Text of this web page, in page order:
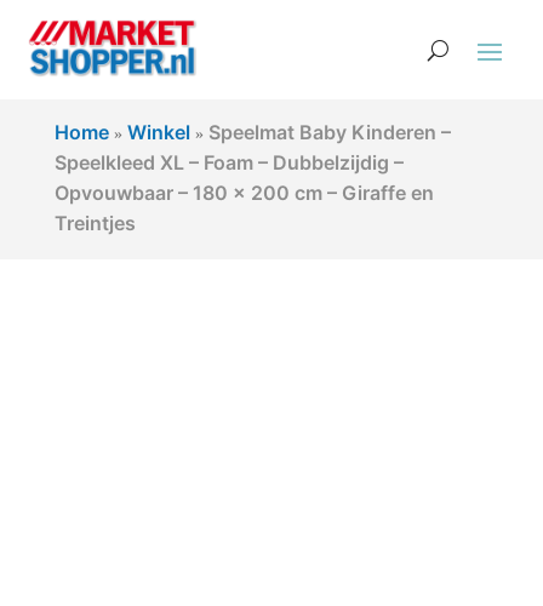
Home» Winkel » Speelmat Baby Kinderen –
Speelkleed XL – Foam – Dubbelzijdig –
Opvouwbaar – 180 x 200 cm – Giraffe en
Treintjes